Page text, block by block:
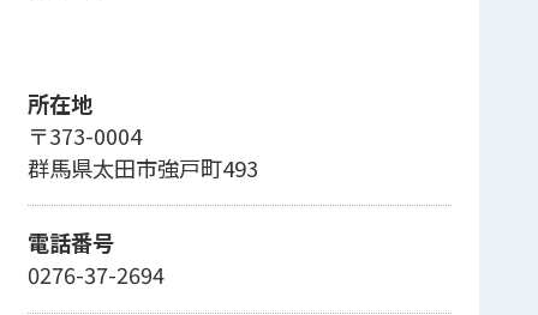
所在地
〒373-0004
群馬県太田市強戸町493
電話番号
0276-37-2694